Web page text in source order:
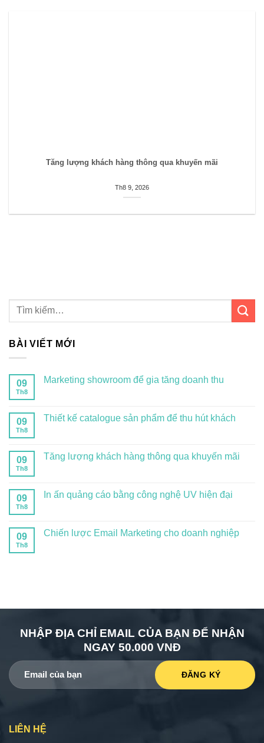
Tăng lượng khách hàng thông qua khuyến mãi
Th8 9, 2026
BÀI VIẾT MỚI
09
Th8
Marketing showroom để gia tăng doanh thu
09
Th8
Thiết kế catalogue sản phẩm để thu hút khách
09
Th8
Tăng lượng khách hàng thông qua khuyến mãi
09
Th8
In ấn quảng cáo bằng công nghệ UV hiện đại
09
Th8
Chiến lược Email Marketing cho doanh nghiệp
NHẬP ĐỊA CHỈ EMAIL CỦA BẠN ĐỂ NHẬN
NGAY 50.000 VNĐ
LIÊN HỆ